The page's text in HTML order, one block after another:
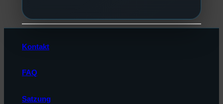
Kontakt
FAQ
Satzung